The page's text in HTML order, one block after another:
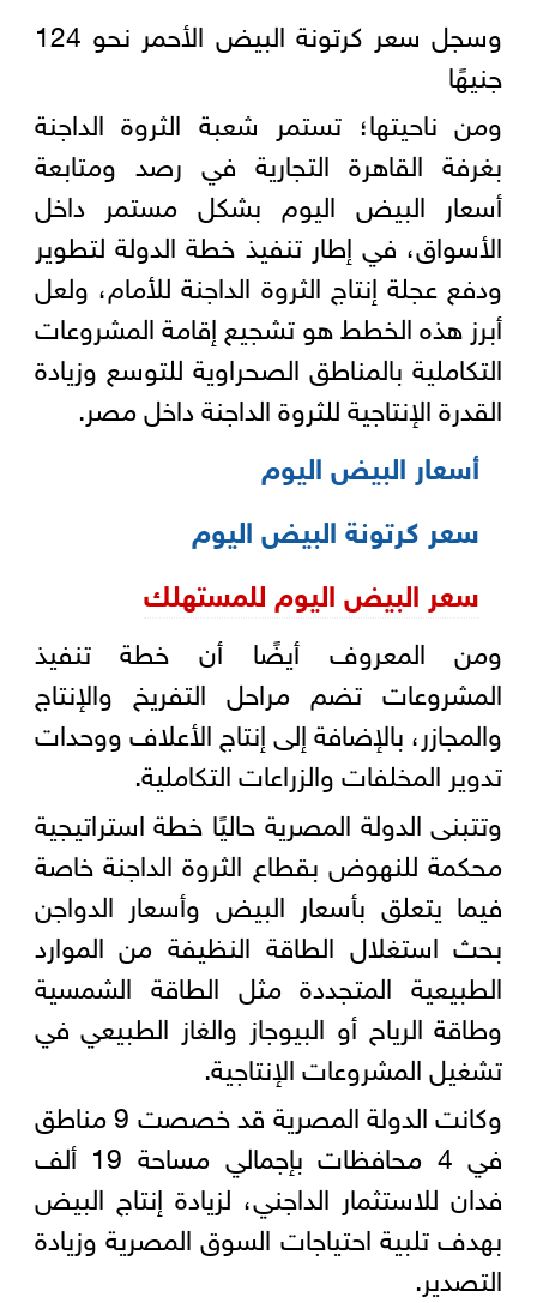
وسجل سعر كرتونة البيض الأحمر نحو 124
جنيهًا
ومن ناحيتها؛ تستمر شعبة الثروة الداجنة
بغرفة القاهرة التجارية في رصد ومتابعة
أسعار البيض اليوم بشكل مستمر داخل
الأسواق، في إطار تنفيذ خطة الدولة لتطوير
ودفع عجلة إنتاج الثروة الداجنة للأمام، ولعل
أبرز هذه الخطط هو تشجيع إقامة المشروعات
التكاملية بالمناطق الصحراوية للتوسع وزيادة
القدرة الإنتاجية للثروة الداجنة داخل مصر.
أسعار البيض اليوم
سعر كرتونة البيض اليوم
سعر البيض اليوم للمستهلك
ومن المعروف أيضًا أن خطة تنفيذ
المشروعات تضم مراحل التفريخ والإنتاج
والمجازر، بالإضافة إلى إنتاج الأعلاف ووحدات
تدوير المخلفات والزراعات التكاملية.
وتتبنى الدولة المصرية حاليًا خطة استراتيجية
محكمة للنهوض بقطاع الثروة الداجنة خاصة
فيما يتعلق بأسعار البيض وأسعار الدواجن
بحث استغلال الطاقة النظيفة من الموارد
الطبيعية المتجددة مثل الطاقة الشمسية
وطاقة الرياح أو البيوجاز والغاز الطبيعي في
تشغيل المشروعات الإنتاجية.
وكانت الدولة المصرية قد خصصت 9 مناطق
في 4 محافظات بإجمالي مساحة 19 ألف
فدان للاستثمار الداجني، لزيادة إنتاج البيض
بهدف تلبية احتياجات السوق المصرية وزيادة
التصدير.